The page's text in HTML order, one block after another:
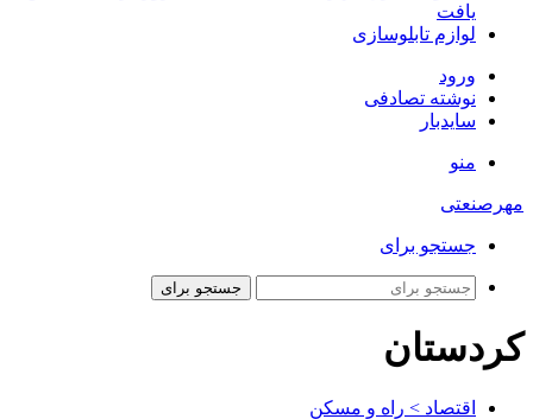
یافت
لوازم تابلوسازی
ورود
نوشته تصادفی
سایدبار
منو
مهرصنعتی
جستجو برای
جستجو برای
کردستان
اقتصاد > راه و مسکن